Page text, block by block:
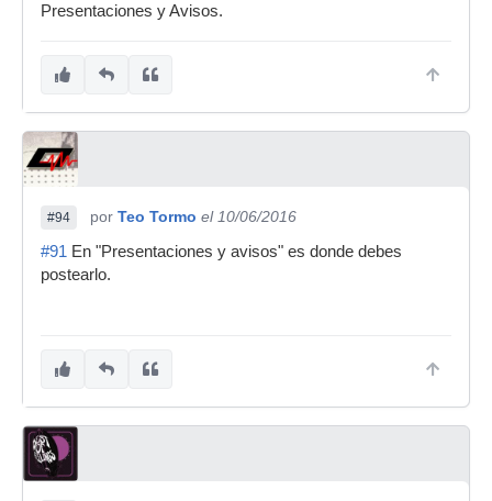
Presentaciones y Avisos.
#94 por Teo Tormo el 10/06/2016
#91 En "Presentaciones y avisos" es donde debes
postearlo.